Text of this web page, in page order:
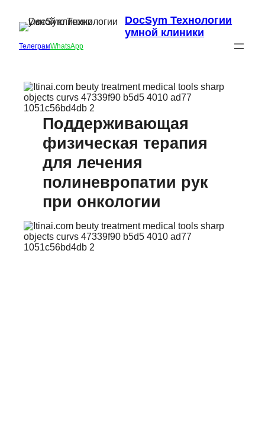
DocSym Технологии
умной клиники
ТелеграмWhatsApp
Поддерживающая
физическая терапия
для лечения
полиневропатии рук
при онкологии